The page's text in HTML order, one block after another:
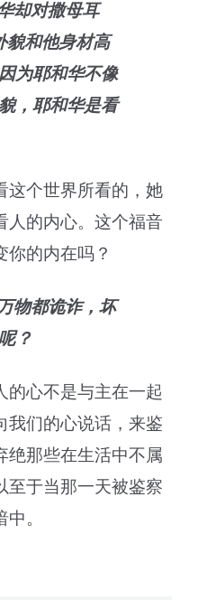
却对撒母耳
貌和他身材高
为耶和华不像
，耶和华是看
这个世界所看的，她
人的内心。这个福音
你的内在吗？
物都诡诈，坏
？
的心不是与主在一起
我们的心说话，来鉴
绝那些在生活中不属
至于当那一天被鉴察
。